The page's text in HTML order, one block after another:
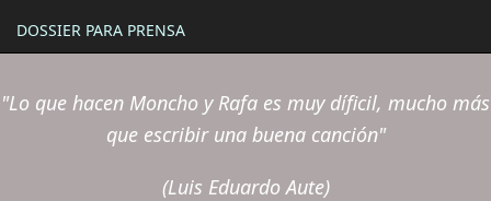
DOSSIER PARA PRENSA
"Lo que hacen Moncho y Rafa es muy díficil, mucho más
que escribir una buena canción"
(Luis Eduardo Aute)